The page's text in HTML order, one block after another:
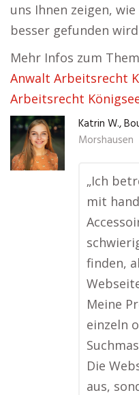
uns Ihnen zeigen,
besser gefunden
Mehr Infos zum
Anwalt Arbeitsrecht
Arbeitsrecht
Katrin W.,
Morshausen
„Ich
mit
finden,
Meine
einzeln
Die
aus,